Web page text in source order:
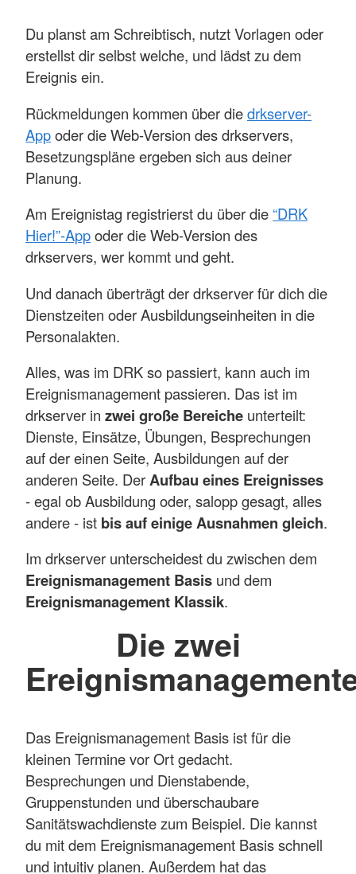
Du planst am Schreibtisch, nutzt Vorlagen oder
erstellst dir selbst welche, und lädst zu dem
Ereignis ein.
Rückmeldungen kommen über diedrkserver-
Appoder die Web-Version des drkservers,
Besetzungspläne ergeben sich aus deiner
Planung.
Am Ereignistag registrierst du über die“DRK
Hier!”-Appoder die Web-Version des
drkservers, wer kommt und geht.
Und danach überträgt der drkserver für dich die
Dienstzeiten oder Ausbildungseinheiten in die
Personalakten.
Alles, was im DRK so passiert, kann auch im
Ereignismanagement passieren. Das ist im
drkserver in zwei große Bereiche unterteilt:
Dienste, Einsätze, Übungen, Besprechungen
auf der einen Seite, Ausbildungen auf der
anderen Seite. DerAufbau eines Ereignisses
- egal ob Ausbildung oder, salopp gesagt, alles
andere - ist bis auf einige Ausnahmen gleich.
Im drkserver unterscheidest du zwischen dem
Ereignismanagement Basis und dem
Ereignismanagement Klassik.
Die zwei
Das Ereignismanagement Basis ist für die
kleinen Termine vor Ort gedacht.
Besprechungen und Dienstabende,
Gruppenstunden und überschaubare
Sanitätswachdienste zum Beispiel. Die kannst
du mit dem Ereignismanagement Basis schnell
und intuitiv planen. Außerdem hat das